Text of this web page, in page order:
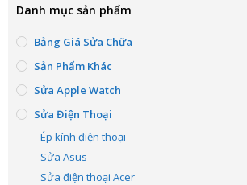
Danh mục sản phẩm
Bảng Giá Sửa Chữa
Sản Phẩm Khác
Sửa Apple Watch
Sửa Điện Thoại
Ép kính điện thoại
Sửa Asus
Sửa điện thoại Acer